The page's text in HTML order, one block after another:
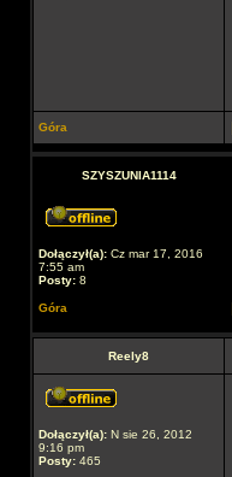
Góra
SZYSZUNIA1114
Dołączył(a): Cz mar 17, 2016
7:55 am
Posty: 8
Góra
Reely8
Dołączył(a): N sie 26, 2012
9:16 pm
Posty: 465